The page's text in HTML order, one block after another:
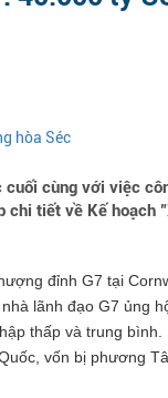
hòa Séc
cùng với việc
chi tiết về Kế hoạch
đỉnh G7 tại
lãnh đạo G7 ủng
thấp và trung
vốn bị phương